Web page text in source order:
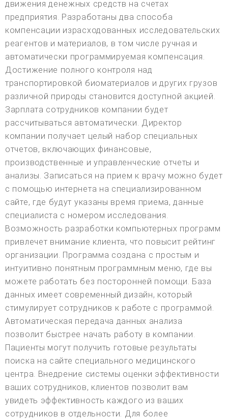
движения денежных средств на счетах
предприятия. Разработаны два способа
компенсации израсходованных исследовательских
реагентов и материалов, в том числе ручная и
автоматически программируемая компенсация.
Достижение полного контроля над
транспортировкой биоматериалов и других грузов
различной природы становится доступной акцией.
Зарплата сотрудников компании будет
рассчитываться автоматически. Директор
компании получает целый набор специальных
отчетов, включающих финансовые,
производственные и управленческие отчеты и
анализы. Записаться на прием к врачу можно будет
с помощью интернета на специализированном
сайте, где будут указаны время приема, данные
специалиста с номером исследования.
Возможность разработки компьютерных программ
привлечет внимание клиента, что повысит рейтинг
организации. Программа создана с простым и
интуитивно понятным программным меню, где вы
можете работать без посторонней помощи. База
данных имеет современный дизайн, который
стимулирует сотрудников к работе с программой.
Автоматическая передача данных анализа
позволит быстрее начать работу в компании.
Пациенты могут получить готовые результаты
поиска на сайте специального медицинского
центра. Внедрение системы оценки эффективности
ваших сотрудников, клиентов позволит вам
увидеть эффективность каждого из ваших
сотрудников в отдельности. Для более